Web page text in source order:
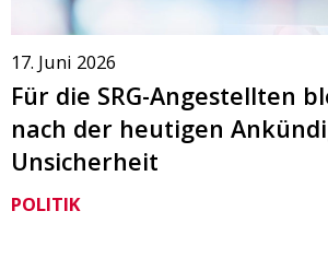
17. Juni 2026
Für die SRG-Angestellten
nach der heutigen
Unsicherheit
POLITIK